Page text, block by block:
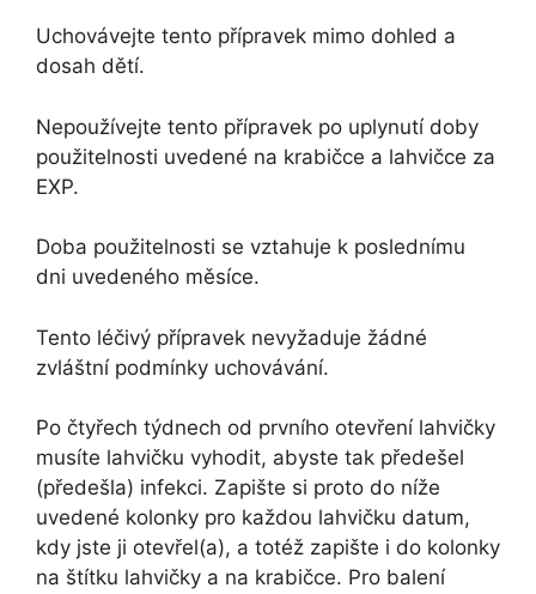
Uchovávejte tento přípravek mimo dohled a
dosah dětí.
Nepoužívejte tento přípravek po uplynutí doby
použitelnosti uvedené na krabičce a lahvičce za
EXP.
Doba použitelnosti se vztahuje k poslednímu
dni uvedeného měsíce.
Tento léčivý přípravek nevyžaduje žádné
zvláštní podmínky uchovávání.
Po čtyřech týdnech od prvního otevření lahvičky
musíte lahvičku vyhodit, abyste tak předešel
(předešla) infekci. Zapište si proto do níže
uvedené kolonky pro každou lahvičku datum,
kdy jste ji otevřel(a), a totéž zapište i do kolonky
na štítku lahvičky a na krabičce. Pro balení